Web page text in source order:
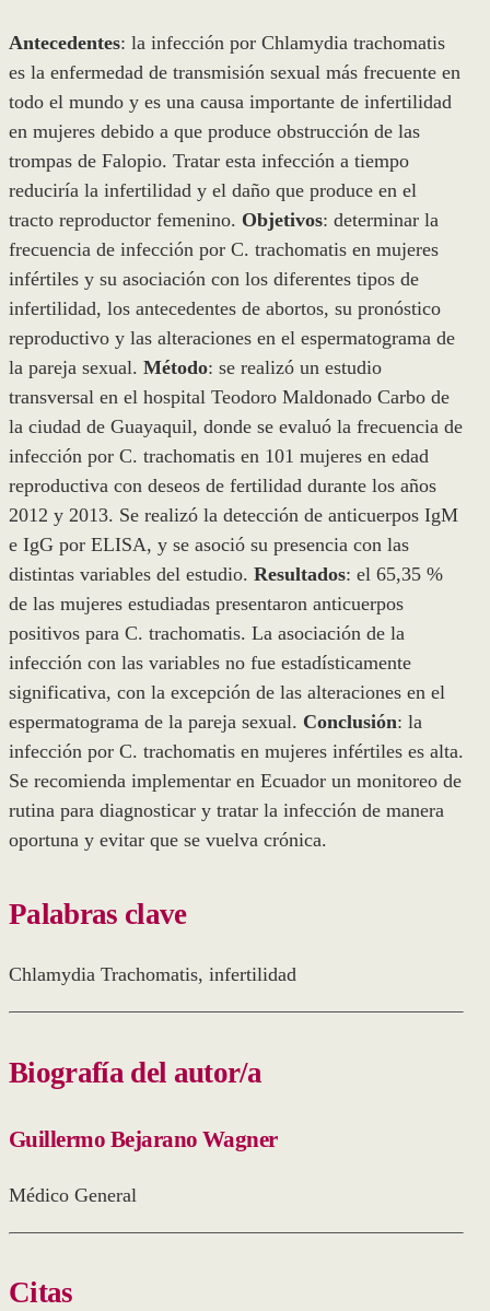
Antecedentes: la infección por Chlamydia trachomatis
es la enfermedad de transmisión sexual más frecuente en
todo el mundo y es una causa importante de infertilidad
en mujeres debido a que produce obstrucción de las
trompas de Falopio. Tratar esta infección a tiempo
reduciría la infertilidad y el daño que produce en el
tracto reproductor femenino. Objetivos: determinar la
frecuencia de infección por C. trachomatis en mujeres
infértiles y su asociación con los diferentes tipos de
infertilidad, los antecedentes de abortos, su pronóstico
reproductivo y las alteraciones en el espermatograma de
la pareja sexual. Método: se realizó un estudio
transversal en el hospital Teodoro Maldonado Carbo de
la ciudad de Guayaquil, donde se evaluó la frecuencia de
infección por C. trachomatis en 101 mujeres en edad
reproductiva con deseos de fertilidad durante los años
2012 y 2013. Se realizó la detección de anticuerpos IgM
e IgG por ELISA, y se asoció su presencia con las
distintas variables del estudio. Resultados: el 65,35 %
de las mujeres estudiadas presentaron anticuerpos
positivos para C. trachomatis. La asociación de la
infección con las variables no fue estadísticamente
significativa, con la excepción de las alteraciones en el
espermatograma de la pareja sexual. Conclusión: la
infección por C. trachomatis en mujeres infértiles es alta.
Se recomienda implementar en Ecuador un monitoreo de
rutina para diagnosticar y tratar la infección de manera
oportuna y evitar que se vuelva crónica.
Palabras clave
Chlamydia Trachomatis, infertilidad
Biografía del autor/a
Guillermo Bejarano Wagner
Médico General
Citas